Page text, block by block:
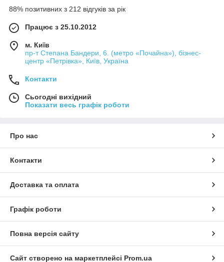
88% позитивних з 212 відгуків за рік
Працює з 25.10.2012
м. Київ
пр-т Степана Бандери, 6. (метро «Почайна»), бізнес-
центр «Петрівка», Київ, Україна
Контакти
Сьогодні вихідний
Показати весь графік роботи
Про нас
Контакти
Доставка та оплата
Графік роботи
Повна версія сайту
Сайт створено на маркетплейсі Prom.ua